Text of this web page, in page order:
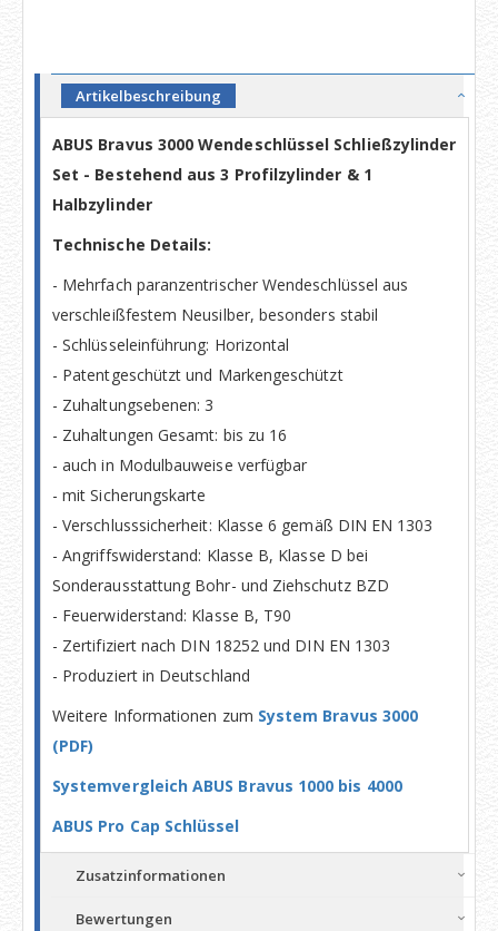
Artikelbeschreibung
ABUS Bravus 3000 Wendeschlüssel Schließzylinder
Set - Bestehend aus 3 Profilzylinder & 1
Halbzylinder
Technische Details:
- Mehrfach paranzentrischer Wendeschlüssel aus
verschleißfestem Neusilber, besonders stabil
- Schlüsseleinführung: Horizontal
- Patentgeschützt und Markengeschützt
- Zuhaltungsebenen: 3
- Zuhaltungen Gesamt: bis zu 16
- auch in Modulbauweise verfügbar
- mit Sicherungskarte
- Verschlusssicherheit: Klasse 6 gemäß DIN EN 1303
- Angriffswiderstand: Klasse B, Klasse D bei
Sonderausstattung Bohr- und Ziehschutz BZD
- Feuerwiderstand: Klasse B, T90
- Zertifiziert nach DIN 18252 und DIN EN 1303
- Produziert in Deutschland
Weitere Informationen zum System Bravus 3000
(PDF)
Systemvergleich ABUS Bravus 1000 bis 4000
ABUS Pro Cap Schlüssel
Zusatzinformationen
Bewertungen